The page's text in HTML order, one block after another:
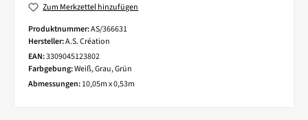
Zum Merkzettel hinzufügen
Produktnummer:AS/366631
Hersteller:A.S. Création
EAN:3309045123802
Farbgebung:Weiß, Grau, Grün
Abmessungen:10,05m x 0,53m